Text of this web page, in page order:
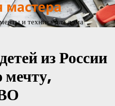
мастера
и техника для дома
из России
мечту,